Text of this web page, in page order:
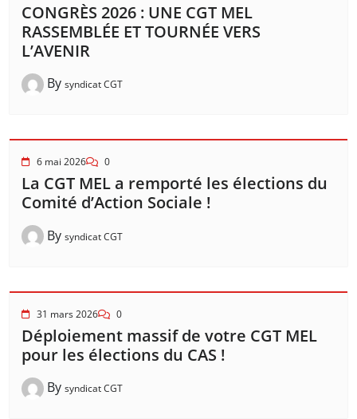
CONGRÈS 2026 : UNE CGT MEL
RASSEMBLÉE ET TOURNÉE VERS
L’AVENIR
By syndicat CGT
6 mai 2026 0
La CGT MEL a remporté les élections du
Comité d’Action Sociale !
By syndicat CGT
31 mars 2026 0
Déploiement massif de votre CGT MEL
pour les élections du CAS !
By syndicat CGT